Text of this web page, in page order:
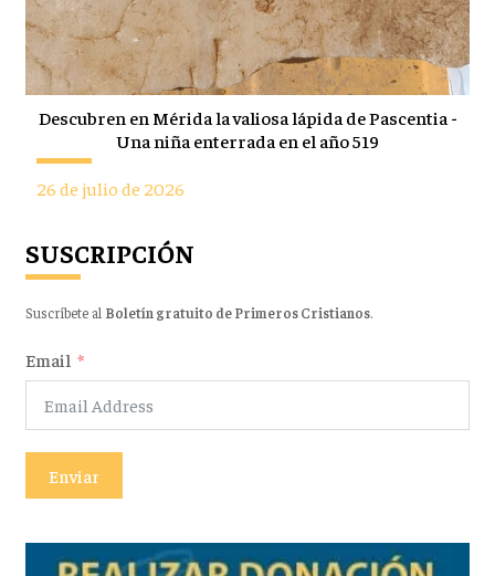
Descubren en Mérida la valiosa lápida de Pascentia -
Una niña enterrada en el año 519
26 de julio de 2026
SUSCRIPCIÓN
Suscríbete al Boletín gratuito de Primeros Cristianos.
Email
Enviar